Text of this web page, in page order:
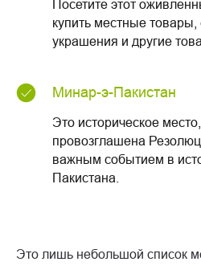
Посетите этот
купить местные
украшения и другие
Минар-э-Пакистан
Это историческое
провозглашена
важным событием в
Пакистана.
Это лишь небольшой список